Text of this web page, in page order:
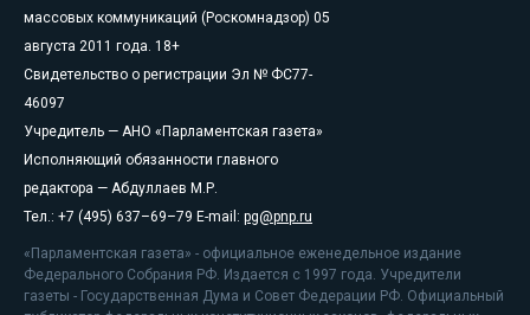
массовых коммуникаций (Роскомнадзор) 05
августа 2011 года. 18+
Свидетельство о регистрации Эл № ФС77-
46097
Учредитель — АНО «Парламентская газета»
Исполняющий обязанности главного
редактора — Абдуллаев М.Р.
Тел.: +7 (495) 637–69–79 E-mail: pg@pnp.ru
«Парламентская газета» - официальное еженедельное издание
Федерального Собрания РФ. Издается с 1997 года. Учредители
газеты - Государственная Дума и Совет Федерации РФ. Официальный